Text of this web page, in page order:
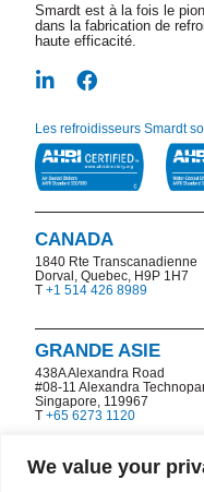
We value your
Smardt est à la fois le
dans la fabrication de
haute efficacité.
Les refroidisseurs Smardt
CANADA
1840 Rte Transcanadienne
Dorval, Quebec, H9P 1H7
T +1 514 426 8989
GRANDE ASIE
438A Alexandra Road
#08-11 Alexandra
Singapore, 119967
T +65 6273 1120